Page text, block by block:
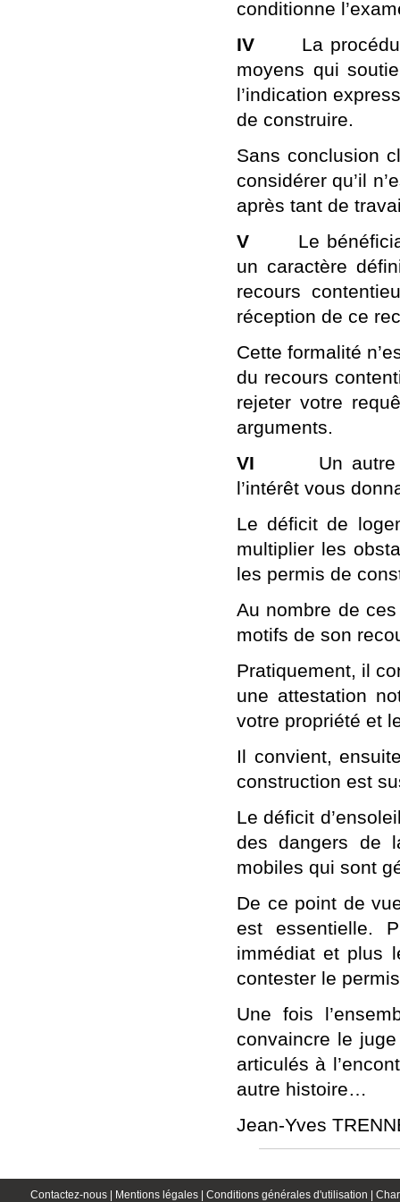
conditionne
IV La procédure
moyens qui
l’indication
de construire.
Sans conclusion
considérer qu’il
après tant de
V Le
un caractère
recours
réception de ce
Cette formalité
du recours
rejeter votre
arguments.
VI Un autre
l’intérêt vous
Le déficit de
multiplier les
les permis de
Au nombre de
motifs de son
Pratiquement, il
une attestation
votre propriété et
Il convient,
construction est
Le déficit
des dangers de
mobiles qui sont
De ce point de
est essentielle.
immédiat et plus
contester le
Une fois
convaincre le
articulés à
autre histoire…
Jean-Yves
Contactez-nous | Mentions légales | Conditions générales d'utilisation |